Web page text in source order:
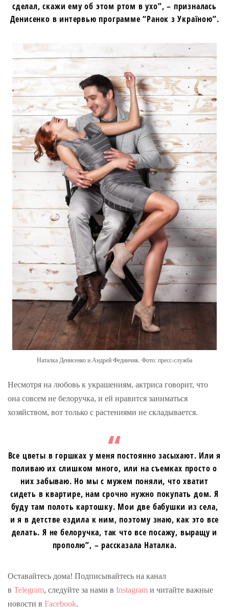
сделал, скажи ему об этом ртом в ухо”, – призналась
Денисенко в интервью программе “Ранок з Україною”.
Наталка Денисенко и Андрей Фединчик. Фото: пресс-служба
Несмотря на любовь к украшениям, актриса говорит, что
она совсем не белоручка, и ей нравится заниматься
хозяйством, вот только с растениями не складывается.
Все цветы в горшках у меня постоянно засыхают. Или я
поливаю их слишком много, или на съемках просто о
них забываю. Но мы с мужем поняли, что хватит
сидеть в квартире, нам срочно нужно покупать дом. Я
буду там полоть картошку. Мои две бабушки из села,
и я в детстве ездила к ним, поэтому знаю, как это все
делать. Я не белоручка, так что все посажу, выращу и
прополю”, – рассказала Наталка.
Оставайтесь дома! Подписывайтесь на канал
в Telegram, следуйте за нами в Instagram и читайте важные
новости в Facebook.